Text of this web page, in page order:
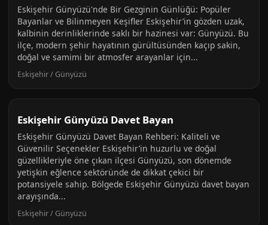
Eskişehir Günyüzü'nde Bir Gezginin Günlüğü: Popüler
Bayanlar ve Bilinmeyen Keşifler Eskişehir’in gözden uzak,
kalbinin derinliklerinde saklı bir hazinesi var: Günyüzü. Bu
ilçe, modern şehir hayatının gürültüsünden kaçıp sakin,
doğal ve samimi bir atmosfer arayanlar için...
Eskişehir / Günyüzü
Eskişehir Günyüzü Davet Bayan
Eskişehir Günyüzü Davet Bayan Rehberi: Kaliteli ve
Güvenilir Seçenekler Eskişehir’in huzurlu ve doğal
güzellikleriyle öne çıkan ilçesi Günyüzü, son dönemde
yetişkin eğlence sektöründe de dikkat çekici bir
potansiyele sahip. Bölgede Eskişehir Günyüzü davet bayan
arayışında...
Eskişehir / Günyüzü